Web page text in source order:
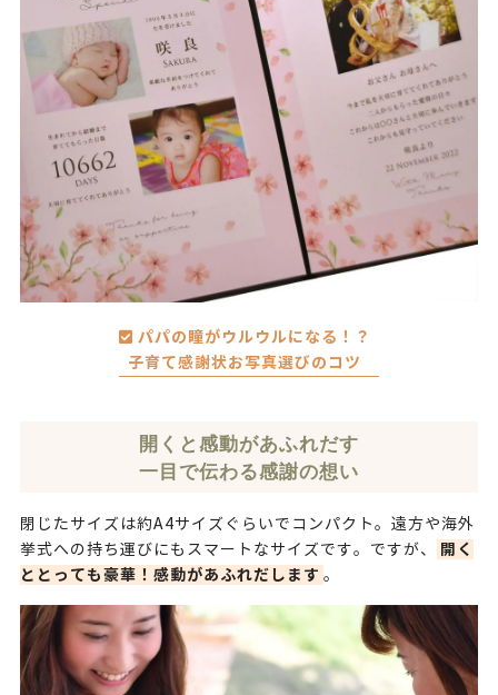
パパの瞳がウルウルになる！？
子育て感謝状お写真選びのコツ
開くと感動があふれだす
一目で伝わる感謝の想い
閉じたサイズは約A4サイズぐらいでコンパクト。遠方や海外
挙式への持ち運びにもスマートなサイズです。ですが、
開く
ととっても豪華！感動があふれだします 。